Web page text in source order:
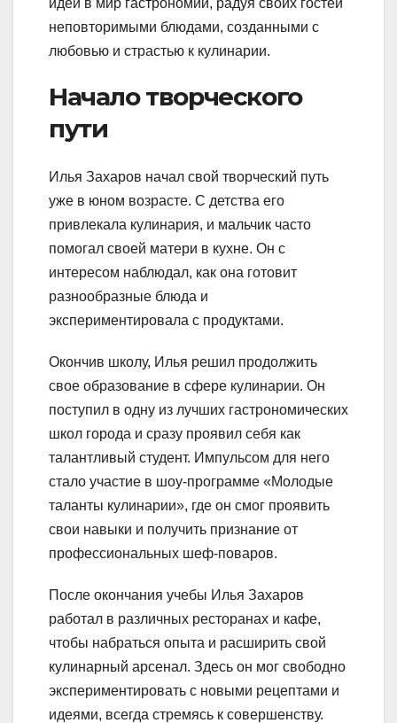
идеи в мир гастрономии, радуя своих гостей
неповторимыми блюдами, созданными с
любовью и страстью к кулинарии.
Начало творческого
пути
Илья Захаров начал свой творческий путь
уже в юном возрасте. С детства его
привлекала кулинария, и мальчик часто
помогал своей матери в кухне. Он с
интересом наблюдал, как она готовит
разнообразные блюда и
экспериментировала с продуктами.
Окончив школу, Илья решил продолжить
свое образование в сфере кулинарии. Он
поступил в одну из лучших гастрономических
школ города и сразу проявил себя как
талантливый студент. Импульсом для него
стало участие в шоу-программе «Молодые
таланты кулинарии», где он смог проявить
свои навыки и получить признание от
профессиональных шеф-поваров.
После окончания учебы Илья Захаров
работал в различных ресторанах и кафе,
чтобы набраться опыта и расширить свой
кулинарный арсенал. Здесь он мог свободно
экспериментировать с новыми рецептами и
идеями, всегда стремясь к совершенству.